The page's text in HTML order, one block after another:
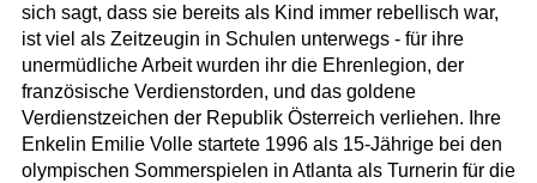
sich sagt, dass sie bereits als Kind immer rebellisch war,
ist viel als Zeitzeugin in Schulen unterwegs - für ihre
unermüdliche Arbeit wurden ihr die Ehrenlegion, der
französische Verdienstorden, und das goldene
Verdienstzeichen der Republik Österreich verliehen. Ihre
Enkelin Emilie Volle startete 1996 als 15-Jährige bei den
olympischen Sommerspielen in Atlanta als Turnerin für die